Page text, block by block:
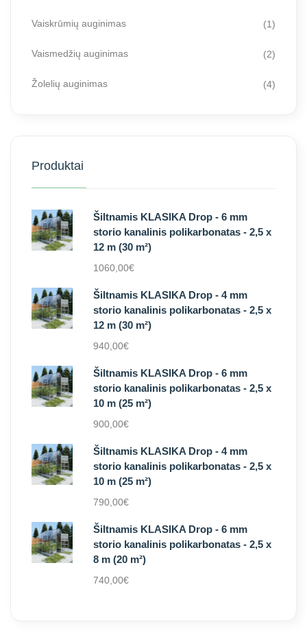
Vaiskrūmių auginimas (1)
Vaismedžių auginimas (2)
Žolelių auginimas (4)
Produktai
Šiltnamis KLASIKA Drop - 6 mm
storio kanalinis polikarbonatas - 2,5 x
12 m (30 m²)
1060,00€
Šiltnamis KLASIKA Drop - 4 mm
storio kanalinis polikarbonatas - 2,5 x
12 m (30 m²)
940,00€
Šiltnamis KLASIKA Drop - 6 mm
storio kanalinis polikarbonatas - 2,5 x
10 m (25 m²)
900,00€
Šiltnamis KLASIKA Drop - 4 mm
storio kanalinis polikarbonatas - 2,5 x
10 m (25 m²)
790,00€
Šiltnamis KLASIKA Drop - 6 mm
storio kanalinis polikarbonatas - 2,5 x
8 m (20 m²)
740,00€